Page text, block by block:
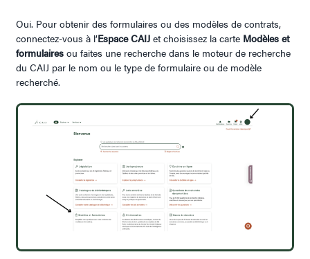
Oui. Pour obtenir des formulaires ou des modèles de contrats,
connectez-vous à l’Espace CAIJ et choisissez la carte Modèles et
formulaires ou faites une recherche dans le moteur de recherche
du CAIJ par le nom ou le type de formulaire ou de modèle
recherché.